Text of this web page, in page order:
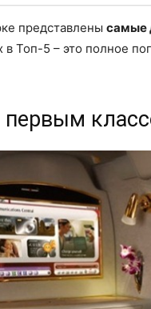
представлены самые
в Топ-5 – это полное